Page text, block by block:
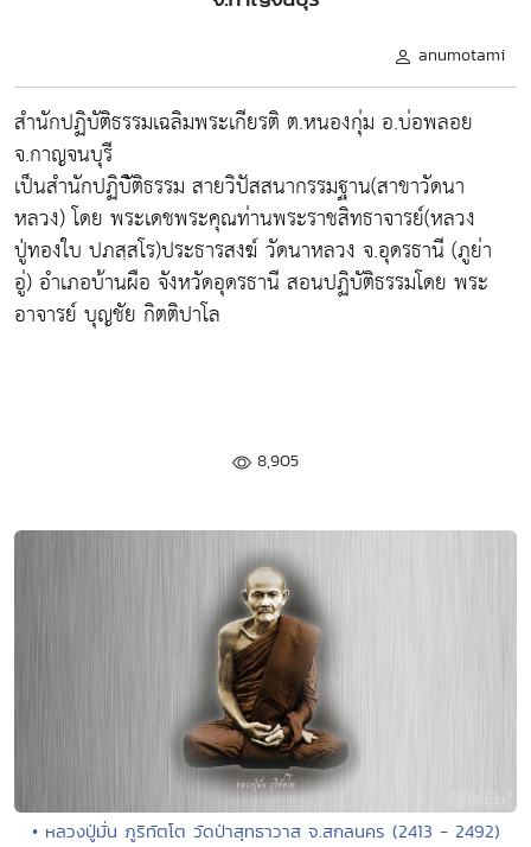
anumotami
สำนักปฏิบัติธรรมเฉลิมพระเกียรติ ต.หนองกุ่ม อ.บ่อพลอย
จ.กาญจนบุรี
เป็นสำนักปฏิบัิติธรรม สายวิปัสสนากรรมฐาน(สาขาวัดนา
หลวง) โดย พระเดชพระคุณท่านพระราชสิทธาจารย์(หลวง
ปู่ทองใบ ปภสฺสโร)ประธารสงฆ์ วัดนาหลวง จ.อุดรธานี (ภูย่า
อู่) อําเภอบ้านผือ จังหวัดอุดรธานี สอนปฏิบัติธรรมโดย พระ
อาจารย์ บุญชัย กิตติปาโล
8,905
• หลวงปู่มั่น ภูริทัตโต วัดป่าสุทธาวาส จ.สกลนคร (2413 - 2492)